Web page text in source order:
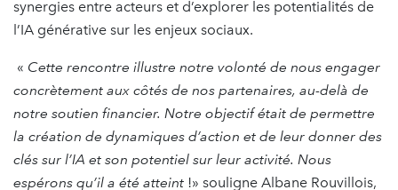
synergies entre acteurs et d’explorer les potentialités de
l’IA générative sur les enjeux sociaux.
« Cette rencontre illustre notre volonté de nous engager
concrètement aux côtés de nos partenaires, au-delà de
notre soutien financier. Notre objectif était de permettre
la création de dynamiques d’action et de leur donner des
clés sur l’IA et son potentiel sur leur activité. Nous
espérons qu’il a été atteint !» souligne Albane Rouvillois,